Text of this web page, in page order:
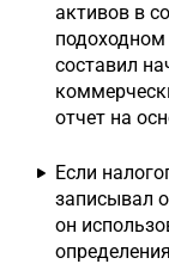
активов в
подоходном
составил
отчет на
Если
записывал
он